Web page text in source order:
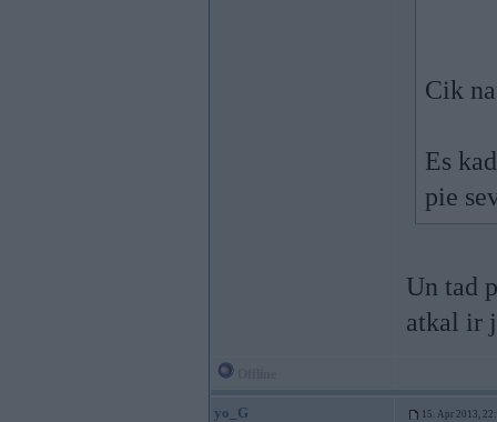
Cik
Es
pie
Un tad
atkal ir
yo_G 15. Apr 2013,